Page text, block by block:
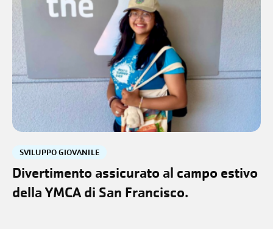
SVILUPPO GIOVANILE
Divertimento assicurato al campo estivo
della YMCA di San Francisco.